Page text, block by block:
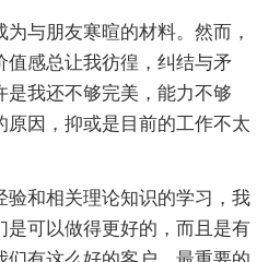
与朋友寒暄的材料。然而，
值感总让我彷徨，纠结与矛
是我还不够完美，能力不够
原因，抑或是目前的工作不太
和相关理论知识的学习，我
是可以做得更好的，而且是有